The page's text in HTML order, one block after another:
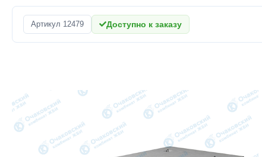
Артикул 12479 Доступно к заказу